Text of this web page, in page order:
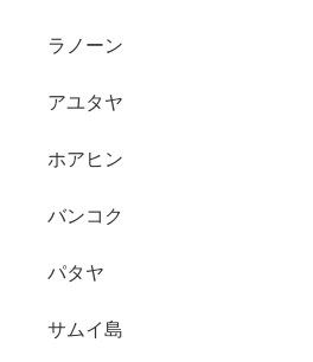
ラノーン
アユタヤ
ホアヒン
バンコク
パタヤ
サムイ島